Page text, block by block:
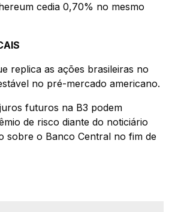
cedia 0,70% no mesmo
replica as ações brasileiras no
no pré-mercado americano.
futuros na B3 podem
de risco diante do noticiário
sobre o Banco Central no fim de